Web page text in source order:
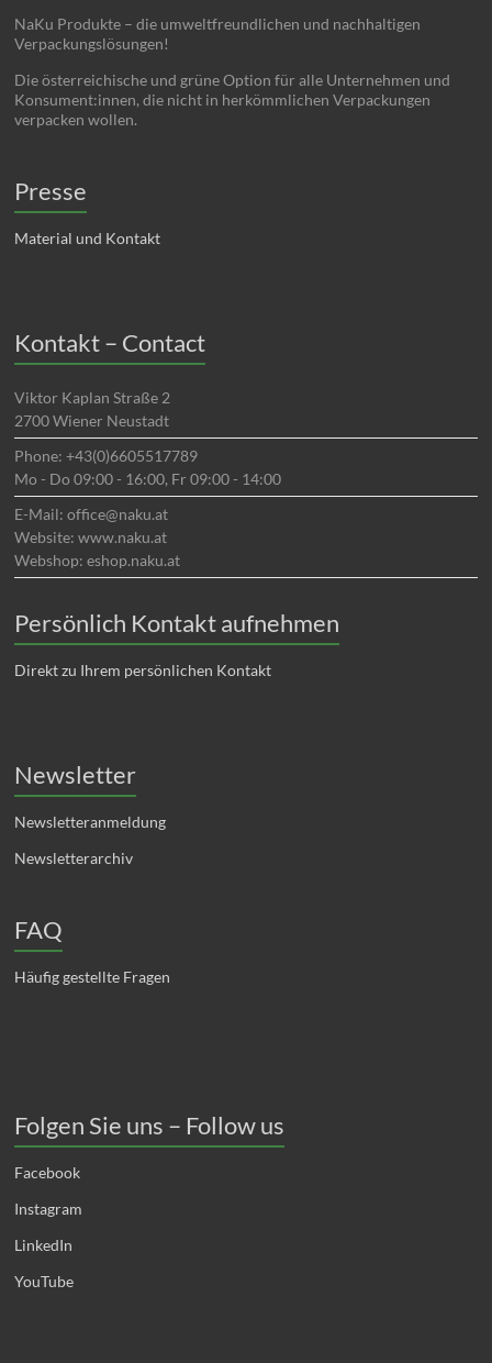
NaKu Produkte – die umweltfreundlichen und nachhaltigen
Verpackungslösungen!
Die österreichische und grüne Option für alle Unternehmen und
Konsument:innen, die nicht in herkömmlichen Verpackungen
verpacken wollen.
Presse
Material und Kontakt
Kontakt – Contact
Viktor Kaplan Straße 2
2700 Wiener Neustadt
Phone: +43(0)6605517789
Mo - Do 09:00 - 16:00, Fr 09:00 - 14:00
E-Mail: office@naku.at
Website: www.naku.at
Webshop: eshop.naku.at
Persönlich Kontakt aufnehmen
Direkt zu Ihrem persönlichen Kontakt
Newsletter
Newsletteranmeldung
Newsletterarchiv
FAQ
Häufig gestellte Fragen
Folgen Sie uns – Follow us
Facebook
Instagram
LinkedIn
YouTube